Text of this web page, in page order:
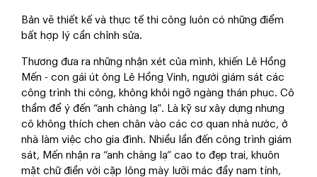
Bản vẽ thiết kế và thực tế thi công luôn có những điểm
bất hợp lý cần chỉnh sửa.
Thương đưa ra những nhận xét của mình, khiến Lê Hồng
Mến - con gái út ông Lê Hồng Vinh, người giám sát các
công trình thi công, không khỏi ngỡ ngàng thán phục. Cô
thầm để ý đến “anh chàng lạ”. Là kỹ sư xây dựng nhưng
cô không thích chen chân vào các cơ quan nhà nước, ở
nhà làm việc cho gia đình. Nhiều lần đến công trình giám
sát, Mến nhận ra “anh chàng lạ” cao to đẹp trai, khuôn
mặt chữ điền với cặp lông mày lưỡi mác đầy nam tính,